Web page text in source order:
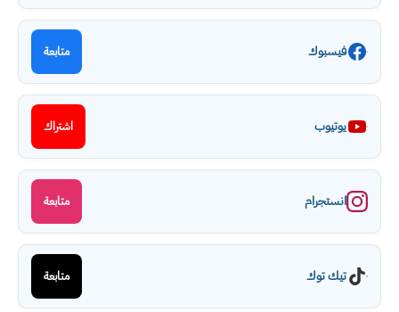
فيسبوك متابعة
يوتيوب اشتراك
انستجرام متابعة
تيك توك متابعة